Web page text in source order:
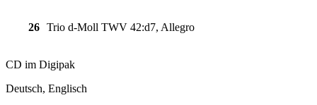
26 Trio d-Moll TWV 42:d7, Allegro
CD im Digipak
Deutsch, Englisch